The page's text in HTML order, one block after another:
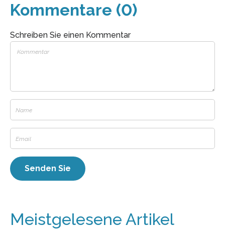
Kommentare (0)
Schreiben Sie einen Kommentar
Meistgelesene Artikel